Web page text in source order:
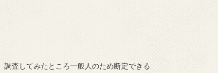
調査してみたところ一般人のため断定できる